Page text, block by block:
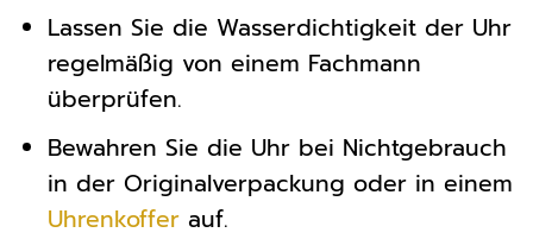
Lassen Sie die Wasserdichtigkeit der Uhr
regelmäßig von einem Fachmann
überprüfen.
Bewahren Sie die Uhr bei Nichtgebrauch
in der Originalverpackung oder in einem
Uhrenkofferauf.